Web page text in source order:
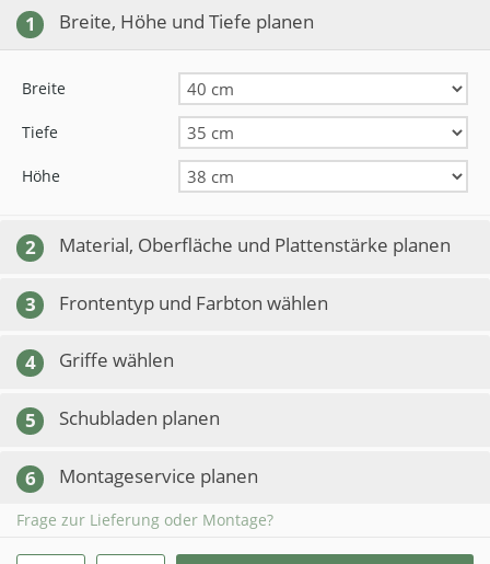
1 Breite, Höhe und Tiefe planen
Breite
Tiefe
Höhe
2 Material, Oberfläche und Plattenstärke planen
3 Frontentyp und Farbton wählen
4 Griffe wählen
5 Schubladen planen
6 Montageservice planen
Frage zur Lieferung oder Montage?